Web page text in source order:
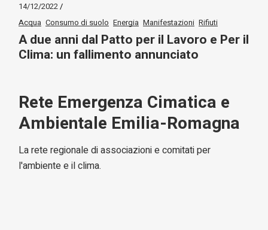
14/12/2022
Acqua Consumo di suolo Energia Manifestazioni Rifiuti
A due anni dal Patto per il Lavoro e Per il
Clima: un fallimento annunciato
Rete Emergenza Cimatica e
Ambientale Emilia-Romagna
La rete regionale di associazioni e comitati per
l'ambiente e il clima.